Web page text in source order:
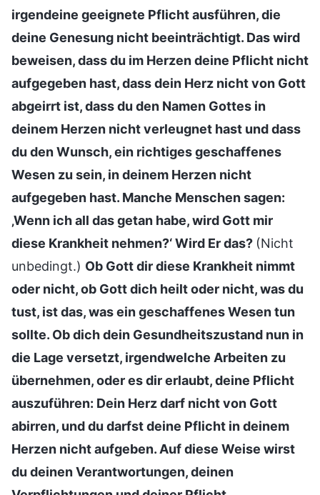
irgendeine geeignete Pflicht ausführen, die
deine Genesung nicht beeinträchtigt. Das wird
beweisen, dass du im Herzen deine Pflicht nicht
aufgegeben hast, dass dein Herz nicht von Gott
abgeirrt ist, dass du den Namen Gottes in
deinem Herzen nicht verleugnet hast und dass
du den Wunsch, ein richtiges geschaffenes
Wesen zu sein, in deinem Herzen nicht
aufgegeben hast. Manche Menschen sagen:
‚Wenn ich all das getan habe, wird Gott mir
diese Krankheit nehmen?‘ Wird Er das? (Nicht
unbedingt.) Ob Gott dir diese Krankheit nimmt
oder nicht, ob Gott dich heilt oder nicht, was du
tust, ist das, was ein geschaffenes Wesen tun
sollte. Ob dich dein Gesundheitszustand nun in
die Lage versetzt, irgendwelche Arbeiten zu
übernehmen, oder es dir erlaubt, deine Pflicht
auszuführen: Dein Herz darf nicht von Gott
abirren, und du darfst deine Pflicht in deinem
Herzen nicht aufgeben. Auf diese Weise wirst
du deinen Verantwortungen, deinen